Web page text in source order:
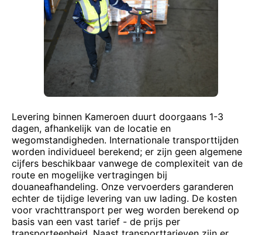
Levering binnen Kameroen duurt doorgaans 1-3
dagen, afhankelijk van de locatie en
wegomstandigheden. Internationale transporttijden
worden individueel berekend; er zijn geen algemene
cijfers beschikbaar vanwege de complexiteit van de
route en mogelijke vertragingen bij
douaneafhandeling. Onze vervoerders garanderen
echter de tijdige levering van uw lading. De kosten
voor vrachttransport per weg worden berekend op
basis van een vast tarief - de prijs per